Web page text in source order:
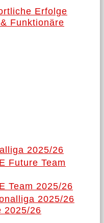
Erfolge
Funktionäre
2025/26
Future Team
Team 2025/26
2025/26
2025/26